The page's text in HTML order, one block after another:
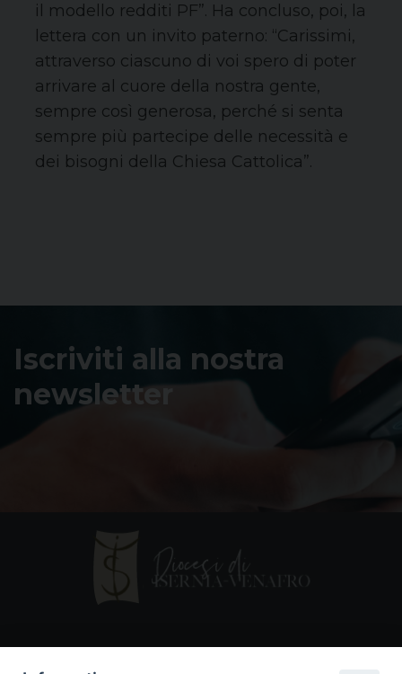
il modello redditi PF”. Ha concluso, poi, la
lettera con un invito paterno: “Carissimi,
attraverso ciascuno di voi spero di poter
arrivare al cuore della nostra gente,
sempre così generosa, perché si senta
sempre più partecipe delle necessità e
dei bisogni della Chiesa Cattolica”.
Iscriviti alla nostra
newsletter